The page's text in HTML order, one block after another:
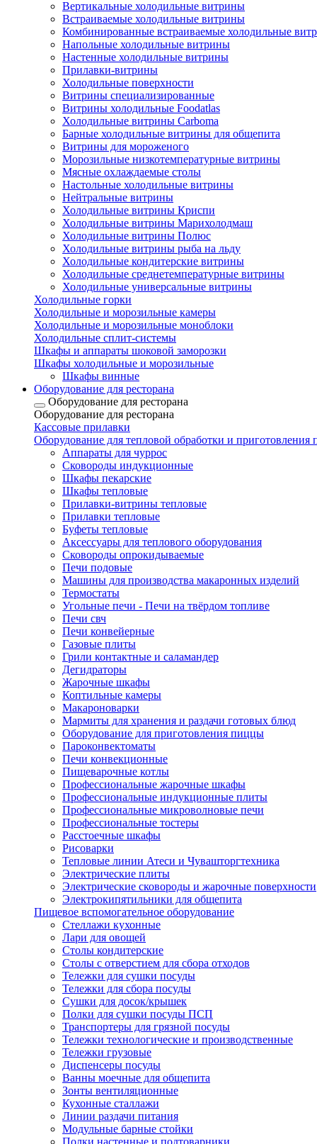
Вертикальные холодильные витрины
Встраиваемые холодильные витрины
Комбинированные встраиваемые холодильные
Напольные холодильные витрины
Настенные холодильные витрины
Прилавки-витрины
Холодильные поверхности
Витрины специализированные
Витрины холодильные Foodatlas
Холодильные витрины Carboma
Барные холодильные витрины для общепита
Витрины для мороженого
Морозильные низкотемпературные витрины
Мясные охлаждаемые столы
Настольные холодильные витрины
Нейтральные витрины
Холодильные витрины Криспи
Холодильные витрины Марихолодмаш
Холодильные витрины Полюс
Холодильные витрины рыба на льду
Холодильные кондитерские витрины
Холодильные среднетемпературные витрины
Холодильные универсальные витрины
Холодильные горки
Холодильные и морозильные камеры
Холодильные и морозильные моноблоки
Холодильные сплит-системы
Шкафы и аппараты шоковой заморозки
Шкафы холодильные и морозильные
Шкафы винные
Оборудование для ресторана
Оборудование для ресторана
Оборудование для ресторана
Кассовые прилавки
Оборудование для тепловой обработки и приготовления
Аппараты для чуррос
Сковороды индукционные
Шкафы пекарские
Шкафы тепловые
Прилавки-витрины тепловые
Прилавки тепловые
Буфеты тепловые
Аксессуары для теплового оборудования
Сковороды опрокидываемые
Печи подовые
Машины для производства макаронных изделий
Термостаты
Угольные печи - Печи на твёрдом топливе
Печи свч
Печи конвейерные
Газовые плиты
Грили контактные и саламандер
Дегидраторы
Жарочные шкафы
Коптильные камеры
Макароноварки
Мармиты для хранения и раздачи готовых блюд
Оборудование для приготовления пиццы
Пароконвектоматы
Печи конвекционные
Пищеварочные котлы
Профессиональные жарочные шкафы
Профессиональные индукционные плиты
Профессиональные микроволновые печи
Профессиональные тостеры
Расстоечные шкафы
Рисоварки
Тепловые линии Атеси и Чувашторгтехника
Электрические плиты
Электрические сковороды и жарочные поверхности
Электрокипятильники для общепита
Пищевое вспомогательное оборудование
Стеллажи кухонные
Лари для овощей
Столы кондитерские
Столы с отверстием для сбора отходов
Тележки для сушки посуды
Тележки для сбора посуды
Сушки для досок/крышек
Полки для сушки посуды ПСП
Транспортеры для грязной посуды
Тележки технологические и производственные
Тележки грузовые
Диспенсеры посуды
Ванны моечные для общепита
Зонты вентиляционные
Кухонные сталлажи
Линии раздачи питания
Модульные барные стойки
Полки настенные и подтоварники